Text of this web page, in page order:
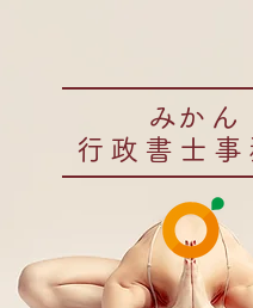
​みかん
行政書士事